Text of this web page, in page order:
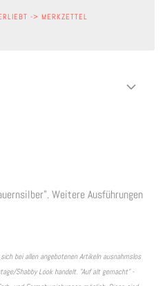
-> MERKZETTEL
Weitere Ausführungen
bei allen angebotenen Artikeln ausnahmslos
Shabby Look handelt. "Auf alt gemacht" -